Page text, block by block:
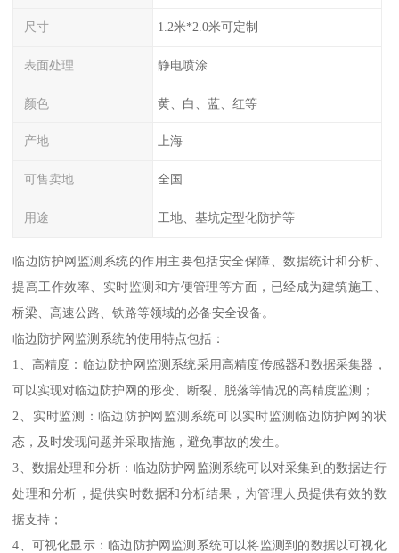
尺寸 1.2米*2.0米可定制
表面处理 静电喷涂
颜色 黄、白、蓝、红等
产地 上海
可售卖地 全国
用途 工地、基坑定型化防护等
临边防护网监测系统的作用主要包括安全保障、数据统计和分析、
提高工作效率、实时监测和方便管理等方面，已经成为建筑施工、
桥梁、高速公路、铁路等领域的必备安全设备。
临边防护网监测系统的使用特点包括：
1、高精度：临边防护网监测系统采用高精度传感器和数据采集器，
可以实现对临边防护网的形变、断裂、脱落等情况的高精度监测；
2、实时监测：临边防护网监测系统可以实时监测临边防护网的状
态，及时发现问题并采取措施，避免事故的发生。
3、数据处理和分析：临边防护网监测系统可以对采集到的数据进行
处理和分析，提供实时数据和分析结果，为管理人员提供有效的数
据支持；
4、可视化显示：临边防护网监测系统可以将监测到的数据以可视化